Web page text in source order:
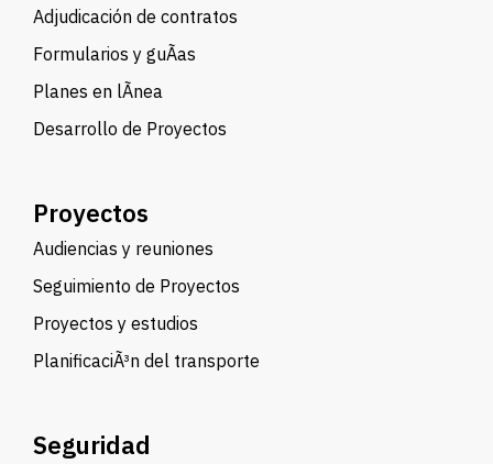
Adjudicación de contratos
Formularios y guÃ­as
Planes en lÃ­nea
Desarrollo de Proyectos
Proyectos
Audiencias y reuniones
Seguimiento de Proyectos
Proyectos y estudios
PlanificaciÃ³n del transporte
Seguridad